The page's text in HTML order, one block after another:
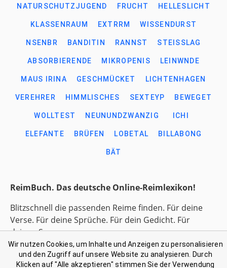
NATURSCHUTZJUGEND FRUCHT HELLESLICHT
KLASSENRAUM EXTRRM WISSENDURST
NSENBR BANDITIN RANNST STEISSLAG
ABSORBIERENDE MIKROPENIS LEINWNDE
MAUS IRINA GESCHMÜCKET LICHTENHAGEN
VEREHRER HIMMLISCHES SEXTEYP BEWEGET
WOLLTEST NEUNUNDZWANZIG ICHI
ELEFANTE BRÜFEN LOBETAL BILLABONG
BÄT
ReimBuch. Das deutsche Online-Reimlexikon!
Blitzschnell die passenden Reime finden. Für deine
Verse. Für deine Sprüche. Für dein Gedicht. Für
deinen Song.
Link-Liste gesammelter Begriffe
Wir nutzen Cookies, um Inhalte und Anzeigen zu personalisieren
und den Zugriff auf unsere Website zu analysieren. Durch
Klicken auf "Alle akzeptieren" stimmen Sie der Verwendung